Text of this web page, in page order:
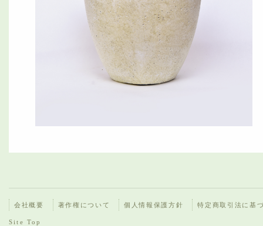
会社概要 著作権について 個人情報保護方針 特定商取引法に基
Site Top